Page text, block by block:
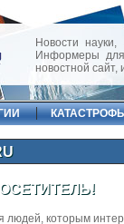
Новости
Информеры для
новостной
людей, которым